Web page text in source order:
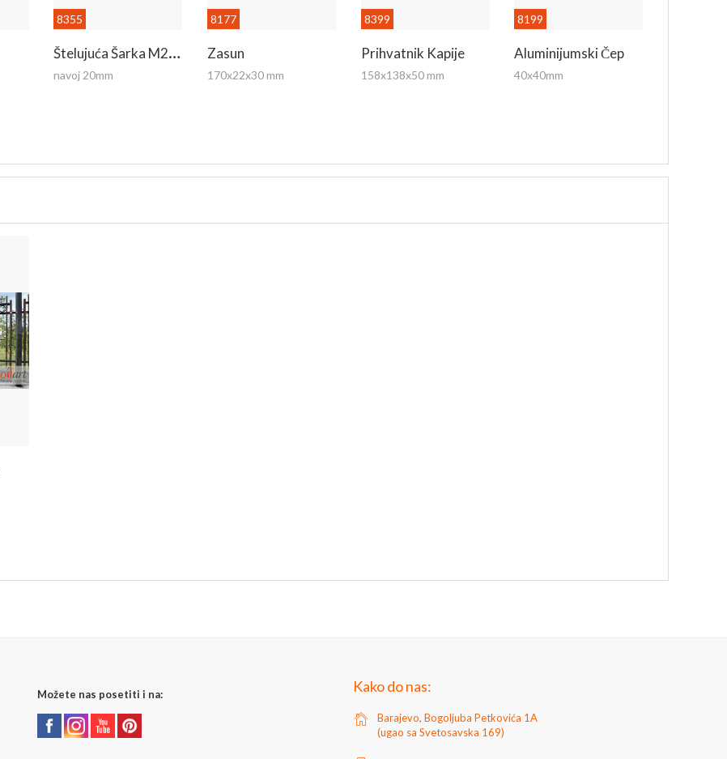
8355
Š
Telujuća Šarka M20 Sa Pločicom 100x100
navoj 20mm
8177
Zasun
170x22x30 mm
8399
Prihvatnik Kapije
158x138x50 mm
8199
Aluminijumski Čep
40x40mm
Možete nas posetiti i na: Kako do nas:
Barajevo, Bogoljuba Petkovića 1A
(ugao sa Svetosavska 169)